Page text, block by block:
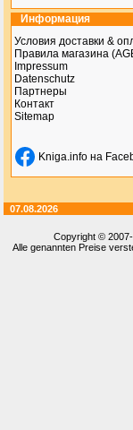
Информация
Условия доставки &
Правила магазина
Impressum
Datenschutz
Партнеры
Контакт
Sitemap
Kniga.info на
07.08.2026
Copyright © 2007-
Alle genannten Preise